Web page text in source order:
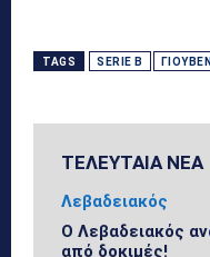
TAGS SERIE B
ΤΕΛΕΥΤΑΙΑ ΝΕΑ
Λεβαδειακός
Ο Λεβαδειακός
από δοκιμές!